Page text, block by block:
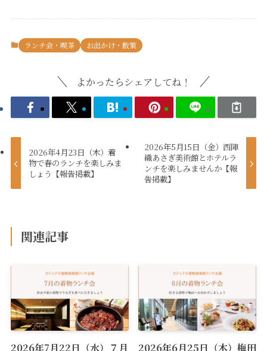
ランチ会・喫茶 お出かけ・散策
よかったらシェアしてね！
2026年4月23日（木）着
物で春のランチを楽しみま
しょう【報告掲載】
2026年5月15日（金）西陣
織あさぎ美術館とホテルラ
ンチを楽しみませんか【報
告掲載】
関連記事
2026年7月22日（水）７月 2026年6月25日（木）梅田